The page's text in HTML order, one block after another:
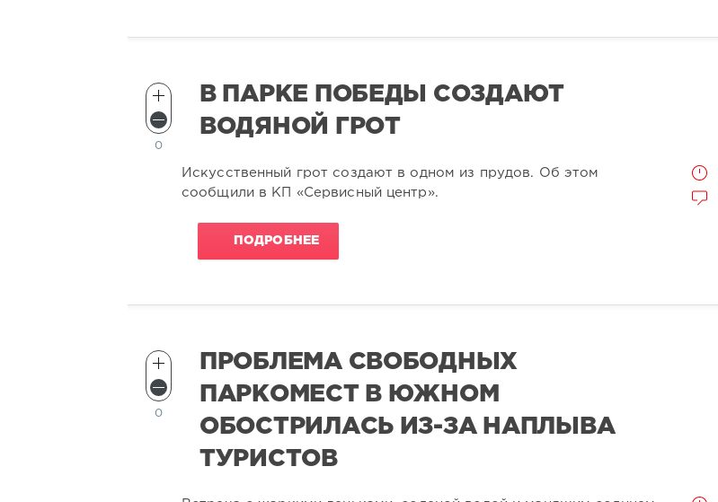
В ПАРКЕ ПОБЕДЫ СОЗДАЮТ
ВОДЯНОЙ ГРОТ
0
Искусственный грот создают в одном из прудов. Об этом
сообщили в КП «Сервисный центр».
ПОДРОБНЕЕ
ПРОБЛЕМА СВОБОДНЫХ
ПАРКОМЕСТ В ЮЖНОМ
ОБОСТРИЛАСЬ ИЗ-ЗА НАПЛЫВА
ТУРИСТОВ
0